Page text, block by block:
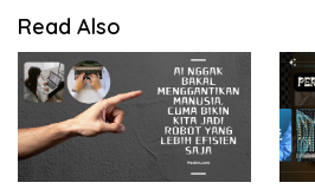
Read Also